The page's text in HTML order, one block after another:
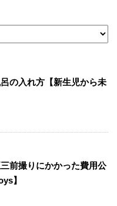
の入れ方【新生児から未
前撮りにかかった費用公
】